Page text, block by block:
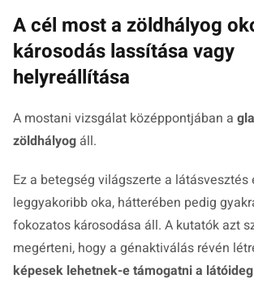
A cél most a zöldhályog
károsodás lassítása vagy
helyreállítása
A mostani vizsgálat középpontjában a
zöldhályog áll.
Ez a betegség világszerte a látásvesztés
leggyakoribb oka, hátterében pedig
fokozatos károsodása áll. A kutatók azt
megérteni, hogy a génaktiválás révén
képesek lehetnek-e támogatni a